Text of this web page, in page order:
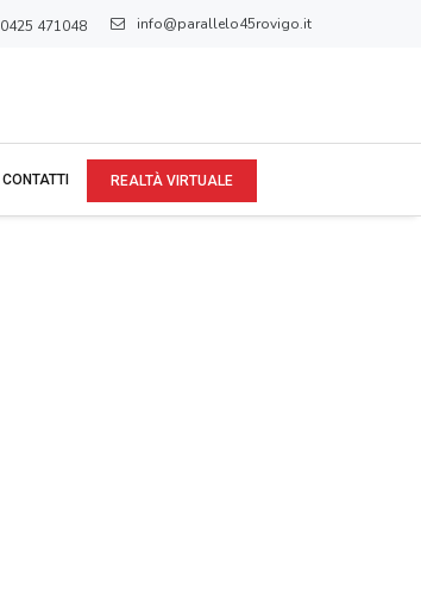
info@parallelo45rovigo.it
0425 471048
CONTATTI REALTÀ VIRTUALE